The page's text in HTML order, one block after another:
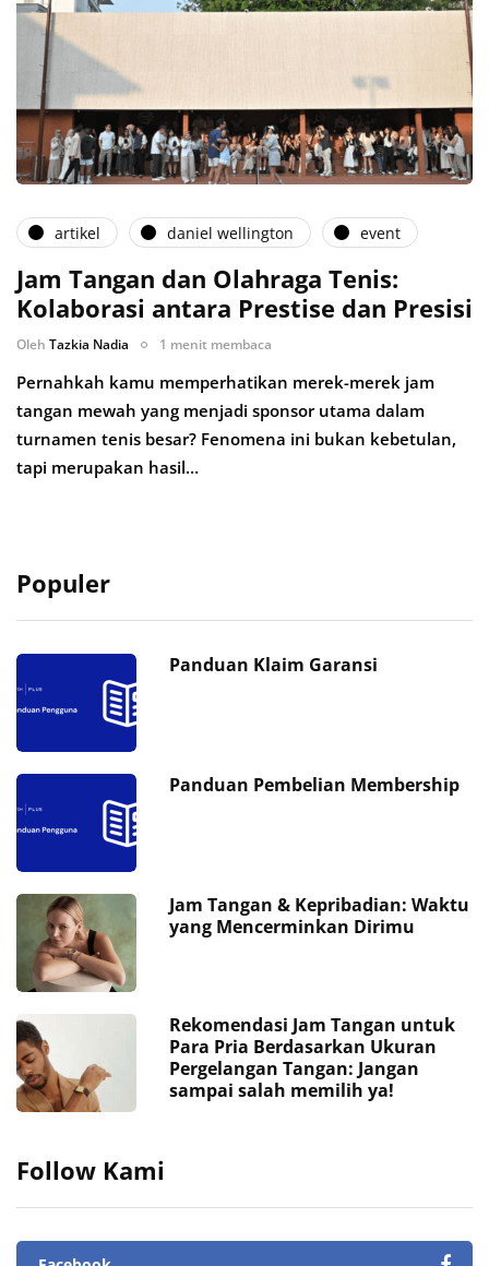
artikel daniel wellington event
Jam Tangan dan Olahraga Tenis:
Kolaborasi antara Prestise dan Presisi
Oleh Tazkia Nadia 1 menit membaca
Pernahkah kamu memperhatikan merek-merek jam
tangan mewah yang menjadi sponsor utama dalam
turnamen tenis besar? Fenomena ini bukan kebetulan,
tapi merupakan hasil…
Populer
Panduan Klaim Garansi
Panduan Pembelian Membership
Jam Tangan & Kepribadian: Waktu
yang Mencerminkan Dirimu
Rekomendasi Jam Tangan untuk
Para Pria Berdasarkan Ukuran
Pergelangan Tangan: Jangan
sampai salah memilih ya!
Follow Kami